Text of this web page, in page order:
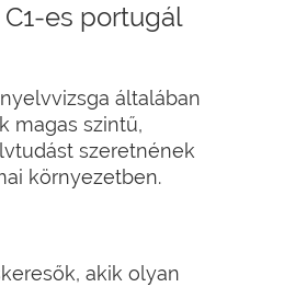
es portugál
általában
magas szintű,
szeretnének
környezetben.
akik olyan